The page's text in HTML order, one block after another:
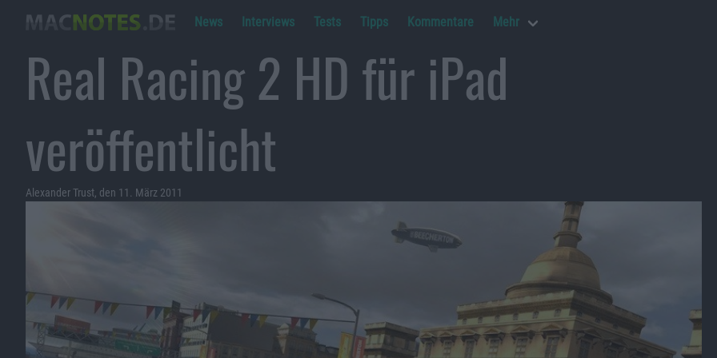
News Interviews Tests Tipps Kommentare Mehr
Real Racing 2 HD für iPad
veröffentlicht
Alexander Trust, den 11. März 2011